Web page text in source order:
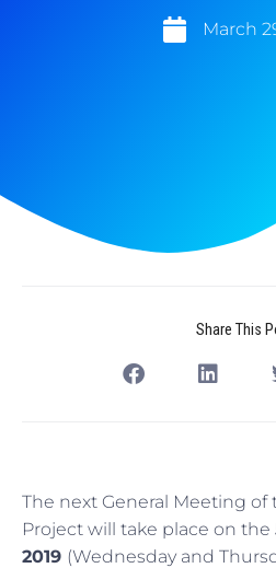
March
Share This
The next General Meeting of
Project will take place on the
2019 (Wednesday and